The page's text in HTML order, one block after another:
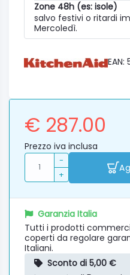
Zone 48h (es: isole)
salvo festivi o ritardi
Mercoledì.
EAN:
€ 287.00
Prezzo iva inclusa
-
+
Garanzia Italia
Tutti i prodotti
coperti da regolare
Italiani.
Sconto di 5,00 €